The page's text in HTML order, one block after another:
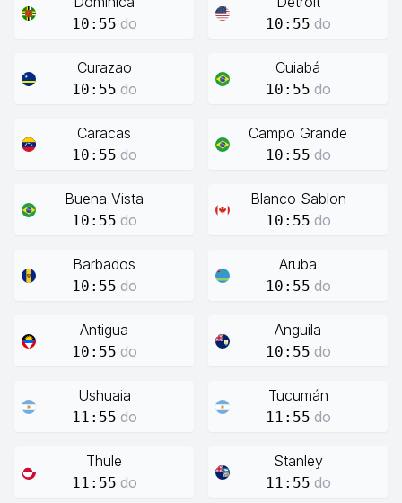
10:55 do 10:55 do
Curazao
10:55 do
Cuiabá
10:55 do
Caracas
10:55 do
Campo Grande
10:55 do
Buena Vista
10:55 do
Blanco Sablon
10:55 do
Barbados
10:55 do
Aruba
10:55 do
Antigua
10:55 do
Anguila
10:55 do
Ushuaia
11:55 do
Tucumán
11:55 do
Thule
11:55 do
Stanley
11:55 do